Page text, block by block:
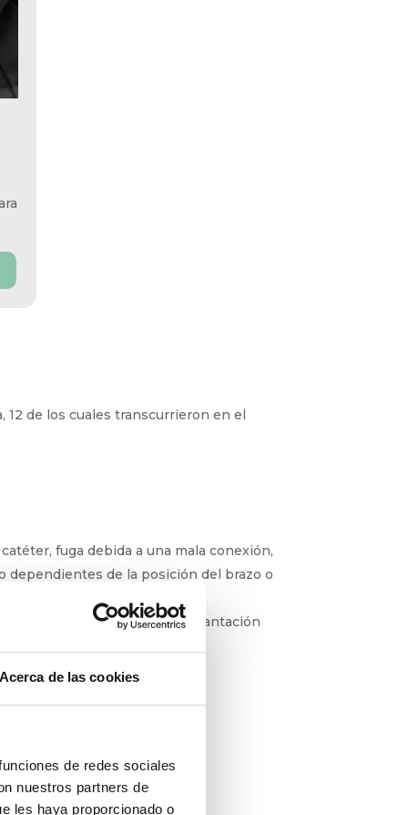
Acerca de las cookies
de redes sociales
nuestros partners de
les haya proporcionado o
de los cuales transcurrieron en el
fuga debida a una mala
y reflujo dependientes de la posición
erosión de la piel o explantación
CATÉTER